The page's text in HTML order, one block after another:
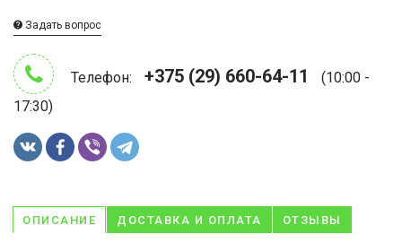
Задать вопрос
Телефон: +375 (29) 660-64-11
(10:00 -
17:30)
ОПИСАНИЕ ДОСТАВКА И ОПЛАТА ОТЗЫВЫ